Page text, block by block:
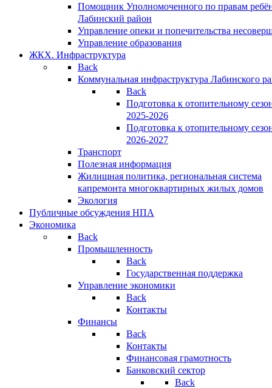
Помощник Уполномоченного по правам
Лабинский район
Управление опеки и попечительства
Управление образования
ЖКХ. Инфраструктура
Back
Коммунальная инфраструктура Лабинского
Back
Подготовка к отопительному
2025-2026
Подготовка к отопительному
2026-2027
Транспорт
Полезная информация
Жилищная политика, региональная система
капремонта многоквартирных жилых домов
Экология
Публичные обсуждения НПА
Экономика
Back
Промышленность
Back
Государственная поддержка
Управление экономики
Back
Контакты
Финансы
Back
Контакты
Финансовая грамотность
Банковский сектор
Back